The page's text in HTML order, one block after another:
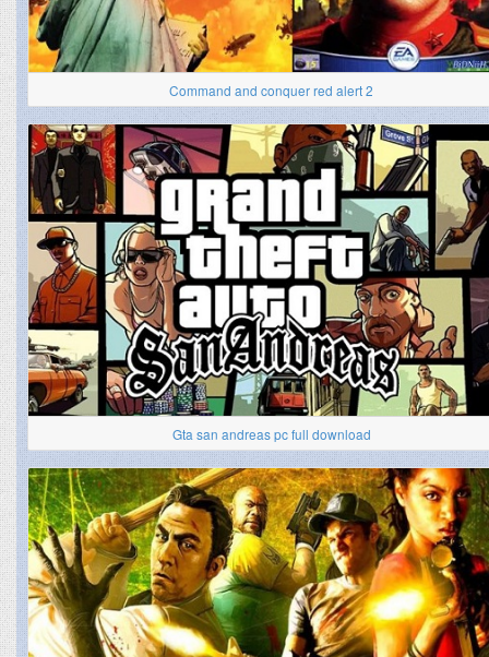
Command and conquer red alert 2
Gta san andreas pc full download